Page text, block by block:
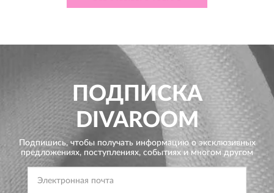
ПОДПИСКА
DIVAROOM
Подпишись, чтобы получать информацию о эксклюзивных
предложениях, поступлениях, событиях и многом другом